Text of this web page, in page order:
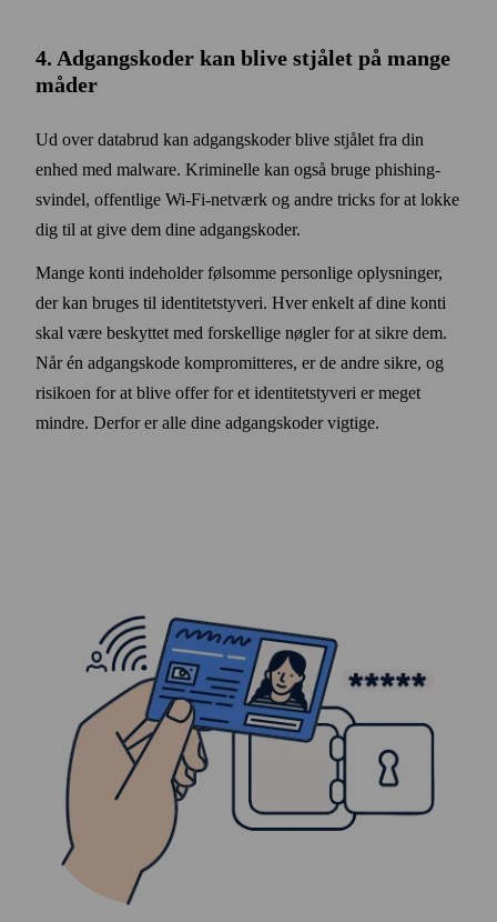
4. Adgangs­koder kan blive stjålet på mange
måder
Ud over data­brud kan adgangs­koder blive stjålet fra din
enhed med malware. Kriminelle kan også bruge phishing­
svindel, offentlige Wi‑Fi-netværk og andre tricks for at lokke
dig til at give dem dine adgangs­koder.
Mange konti indeholder følsomme personlige oplysninger,
der kan bruges til identitets­tyveri. Hver enkelt af dine konti
skal være beskyttet med forskellige nøgler for at sikre dem.
Når én adgangs­kode kompromitteres, er de andre sikre, og
risikoen for at blive offer for et identitets­tyveri er meget
mindre. Derfor er alle dine adgangs­koder vigtige.